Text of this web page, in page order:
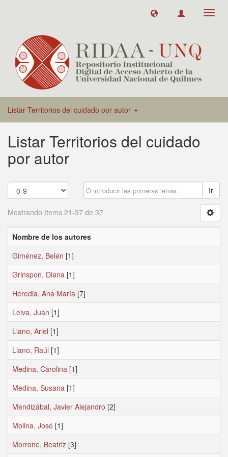
Listar Territorios del cuidado por autor
Listar Territorios del cuidado
por autor
Ir
Mostrando ítems 21-37 de 37
Nombre de los autores
Giménez, Belén [1]
Grinspon, Diana [1]
Heredia, Ana María [7]
Leiva, Juan [1]
Llano, Ariel [1]
Llano, Raúl [1]
Medina, Carolina [1]
Medina, Susana [1]
Mendizábal, Javier Alejandro [2]
Molina, José [1]
Morrone, Beatriz [3]